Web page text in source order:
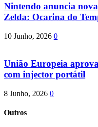
Nintendo anuncia
Zelda: Ocarina do
10 Junho, 2026 0
União Europeia
com injector portátil
8 Junho, 2026 0
Outros